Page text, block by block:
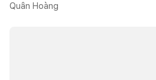
Quân Hoàng